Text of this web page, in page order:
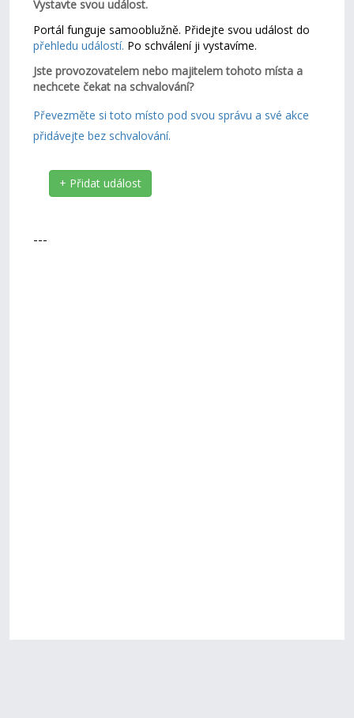
Vystavte svou událost.
Portál funguje samooblužně. Přidejte svou událost do
přehledu událostí. Po schválení ji vystavíme.
Jste provozovatelem nebo majitelem tohoto místa a
nechcete čekat na schvalování?
Převezměte si toto místo pod svou správu a své akce
přidávejte bez schvalování.
+ Přidat událost
---